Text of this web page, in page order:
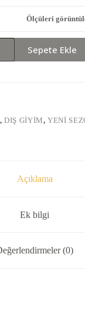
Ölçüleri
Sepete Ekle
,DIŞ GIYIM,YENI
Açıklama
Ek bilgi
(0)